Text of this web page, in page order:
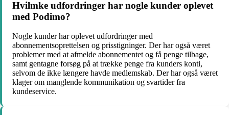
Hvilmke udfordringer har nogle kunder oplevet
med Podimo?
Nogle kunder har oplevet udfordringer med
abonnementsoprettelsen og prisstigninger. Der har også været
problemer med at afmelde abonnementet og få penge tilbage,
samt gentagne forsøg på at trække penge fra kunders konti,
selvom de ikke længere havde medlemskab. Der har også været
klager om manglende kommunikation og svartider fra
kundeservice.